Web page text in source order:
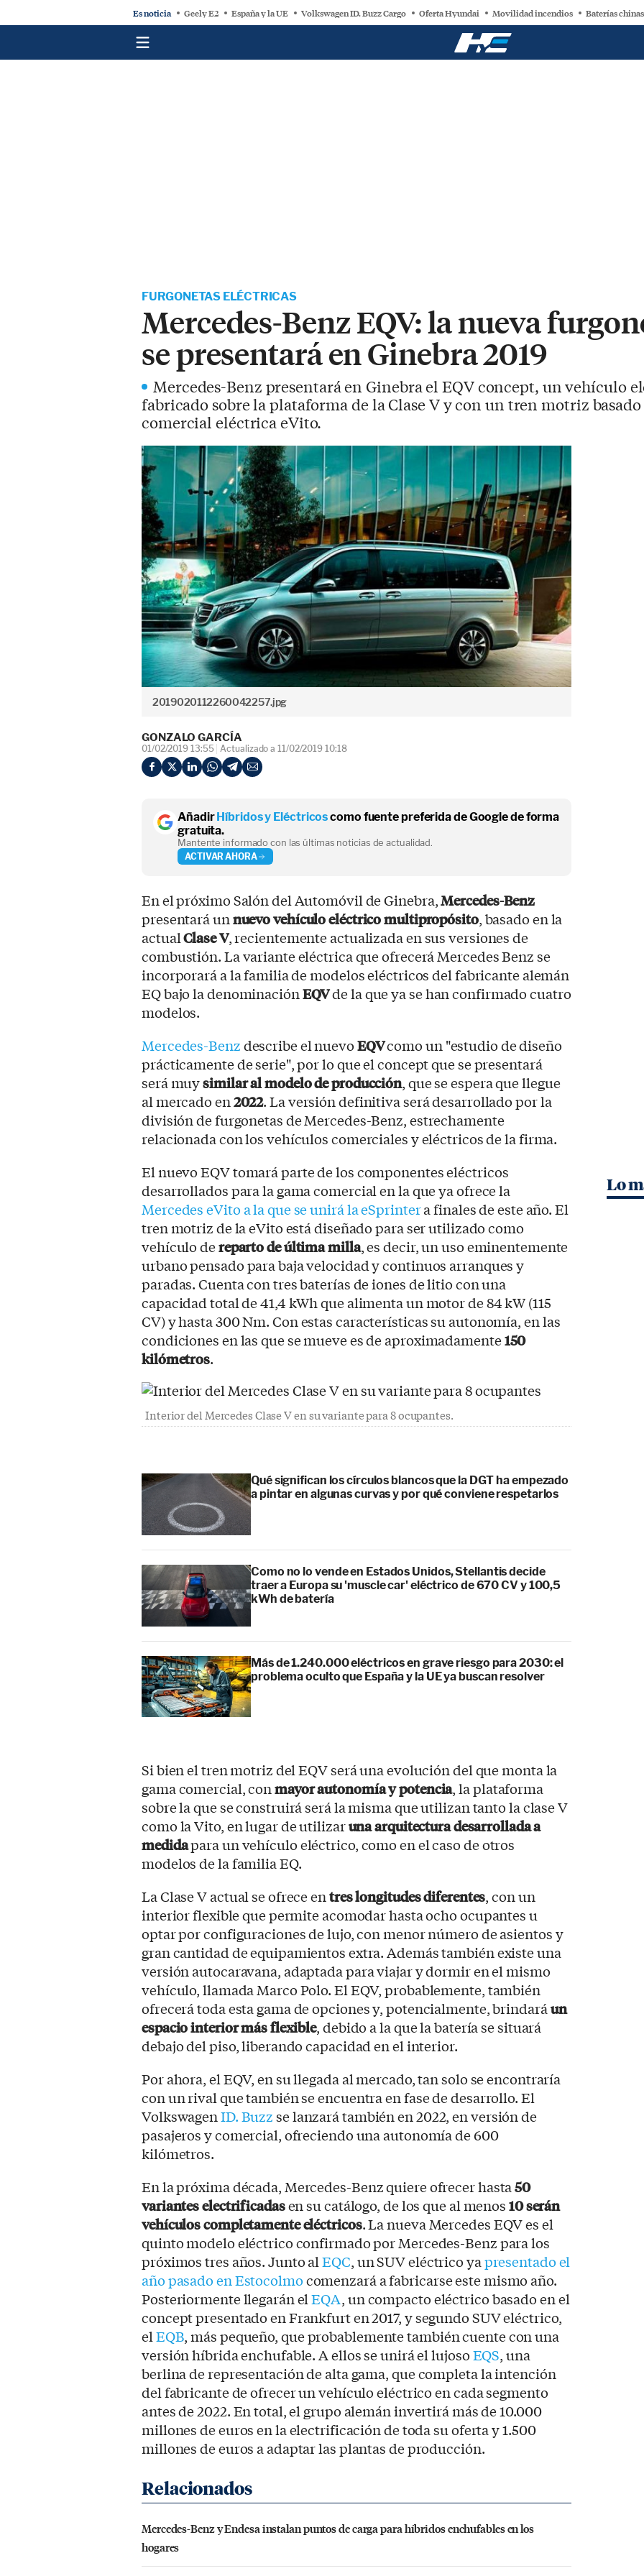
Es noticia Geely E2 España y la UE Volkswagen ID. Buzz Cargo Oferta Hyundai Movilidad incendios Baterías chinas
FURGONETAS ELÉCTRICAS
Mercedes-Benz EQV: la nueva
se presentará en Ginebra 2019
Mercedes-Benz presentará en Ginebra el EQV concept, un vehículo
fabricado sobre la plataforma de la Clase V y con un tren motriz
comercial eléctrica eVito.
2019020112260042257.jpg
GONZALO GARCÍA
01/02/2019 13:55 Actualizado a 11/02/2019 10:18
AñadirHíbridos y Eléctricoscomo fuente preferida de Google de forma
gratuita.
Mantente informado con las últimas noticias de actualidad.
ACTIVAR AHORA
En el próximo Salón del Automóvil de Ginebra,Mercedes-Benz
presentará unnuevo vehículo eléctrico multipropósito, basado en la
actualClase V, recientemente actualizada en sus versiones de
combustión. La variante eléctrica que ofrecerá Mercedes Benz se
incorporará a la familia de modelos eléctricos del fabricante alemán
EQ bajo la denominaciónEQVde la que ya se han confirmado cuatro
modelos.
Mercedes-Benzdescribe el nuevoEQVcomo un "estudio de diseño
prácticamente de serie", por lo que el concept que se presentará
será muysimilar al modelo de producción, que se espera que llegue
al mercado en2022. La versión definitiva será desarrollado por la
división de furgonetas de Mercedes-Benz, estrechamente
relacionada con los vehículos comerciales y eléctricos de la firma.
El nuevo EQV tomará parte de los componentes eléctricos
desarrollados para la gama comercial en la que ya ofrece la
Mercedes eVito a la que se unirá la eSprintera finales de este año. El
tren motriz de la eVito está diseñado para ser utilizado como
vehículo dereparto de última milla, es decir, un uso eminentemente
urbano pensado para baja velocidad y continuos arranques y
paradas. Cuenta con tres baterías de iones de litio con una
capacidad total de 41,4 kWh que alimenta un motor de 84 kW (115
CV) y hasta 300 Nm. Con estas características su autonomía, en las
condiciones en las que se mueve es de aproximadamente150
kilómetros.
Interior del Mercedes Clase V en su variante para 8 ocupantes.
Qué significan los círculos blancos que la DGT ha empezado
a pintar en algunas curvas y por qué conviene respetarlos
Como no lo vende en Estados Unidos, Stellantis decide
traer a Europa su 'muscle car' eléctrico de 670 CV y 100,5
kWh de batería
Más de 1.240.000 eléctricos en grave riesgo para 2030: el
problema oculto que España y la UE ya buscan resolver
Si bien el tren motriz del EQV será una evolución del que monta la
gama comercial, conmayor autonomía y potencia, la plataforma
sobre la que se construirá será la misma que utilizan tanto la clase V
como la Vito, en lugar de utilizaruna arquitectura desarrollada a
medidapara un vehículo eléctrico, como en el caso de otros
modelos de la familia EQ.
La Clase V actual se ofrece entres longitudes diferentes, con un
interior flexible que permite acomodar hasta ocho ocupantes u
optar por configuraciones de lujo, con menor número de asientos y
gran cantidad de equipamientos extra. Además también existe una
versión autocaravana, adaptada para viajar y dormir en el mismo
vehículo, llamada Marco Polo. El EQV, probablemente, también
ofrecerá toda esta gama de opciones y, potencialmente, brindaráun
espacio interior más flexible, debido a la que la batería se situará
debajo del piso, liberando capacidad en el interior.
Por ahora, el EQV, en su llegada al mercado, tan solo se encontraría
con un rival que también se encuentra en fase de desarrollo. El
VolkswagenID. Buzzse lanzará también en 2022, en versión de
pasajeros y comercial, ofreciendo una autonomía de 600
kilómetros.
En la próxima década, Mercedes-Benz quiere ofrecer hasta50
variantes electrificadasen su catálogo, de los que al menos10 serán
vehículos completamente eléctricos. La nueva Mercedes EQV es el
quinto modelo eléctrico confirmado por Mercedes-Benz para los
próximos tres años. Junto alEQC, un SUV eléctrico yapresentado el
año pasado en Estocolmocomenzará a fabricarse este mismo año.
Posteriormente llegarán elEQA, un compacto eléctrico basado en el
concept presentado en Frankfurt en 2017, y segundo SUV eléctrico,
elEQB, más pequeño, que probablemente también cuente con una
versión híbrida enchufable. A ellos se unirá el lujosoEQS, una
berlina de representación de alta gama, que completa la intención
del fabricante de ofrecer un vehículo eléctrico en cada segmento
antes de 2022. En total, el grupo alemán invertirá más de 10.000
millones de euros en la electrificación de toda su oferta y 1.500
millones de euros a adaptar las plantas de producción.
Mercedes-Benz y Endesa instalan puntos de carga para híbridos enchufables en los
hogares
Lo